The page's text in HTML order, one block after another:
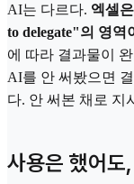
AI는 다르다. 엑셀
to delegate"의 영역
에 따라 결과물이
AI를 안 써봤으면
다. 안 써본 채로 지
사용은 했어도